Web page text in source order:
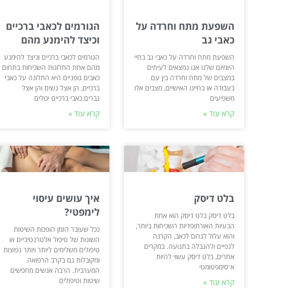
השפעת מתח וחרדה על
כאבי גב
השפעת מתח וחרדה על כאבי גב בחיי
היומיום שלנו אנו נמצאים לעיתים
במצבים של מתח וחרדה בין עם
בעבודה או בחיינו האישיים, מצבים אלו
משפיעים
קרא עוד »
הגורמים לכאבי ברכיים
וכיצד להימנע מהם
הגורמים לכאבי ברכיים וכיצד להימנע
מהם אחת התלונות השכיחות בתחום
כאבים גופניים היא התלונה על כאבי
ברכיים, הן אצל נשים והן אצל
גברים.כאבי ברכיים יכולים
קרא עוד »
בלט דיסק
בלט דיסק בלט דיסק הוא אחת
הבעיות האורתופדיות השכיחות ביותר,
והוא עלול לגרום לכאב, הקרנה
לגפיים ולהגבלה בתנועה. במקרים
אחרים, בלט דיסק עשוי להיות
א־סימפטומטי
קרא עוד »
איך עושים עיסוי
לימפטי?
ככל שעובר הזמן הופכות השיטות
השונות של טיפול אלטרנטיביים או
טיפולים משלימים ליותר ויותר נפוצות
ומקובלות גם בקרב הרפואה
המערבית. הרבה אנשים מחפשים
שיטות וטיפולים